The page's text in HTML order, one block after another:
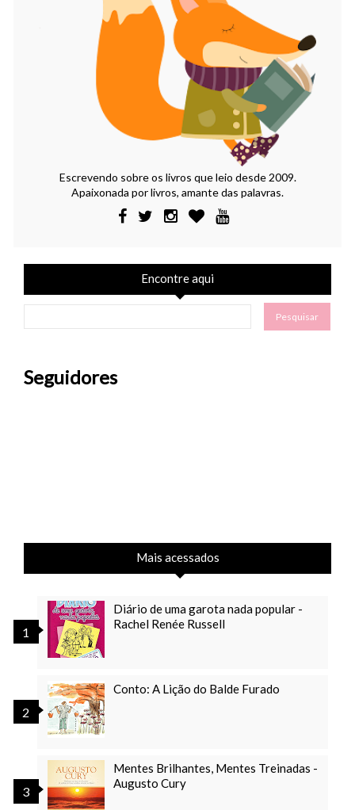
Escrevendo sobre os livros que leio desde 2009.
Apaixonada por livros, amante das palavras.
Encontre aqui
Seguidores
Mais acessados
Diário de uma garota nada popular -
Rachel Renée Russell
Conto: A Lição do Balde Furado
Mentes Brilhantes, Mentes Treinadas -
Augusto Cury